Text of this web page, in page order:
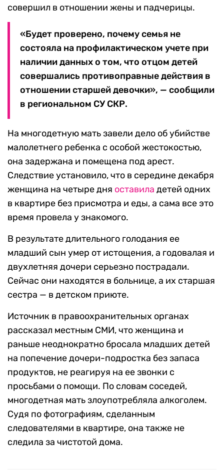
совершил в отношении жены и падчерицы.
«Будет проверено, почему семья не
состояла на профилактическом учете при
наличии данных о том, что отцом детей
совершались противоправные действия в
отношении старшей девочки», — сообщили
в региональном СУ СКР.
На многодетную мать завели дело об убийстве
малолетнего ребенка с особой жестокостью,
она задержана и помещена под арест.
Следствие установило, что в середине декабря
женщина на четыре дня оставила детей одних
в квартире без присмотра и еды, а сама все это
время провела у знакомого.
В результате длительного голодания ее
младший сын умер от истощения, а годовалая и
двухлетняя дочери серьезно пострадали.
Сейчас они находятся в больнице, а их старшая
сестра — в детском приюте.
Источник в правоохранительных органах
рассказал местным СМИ, что женщина и
раньше неоднократно бросала младших детей
на попечение дочери-подростка без запаса
продуктов, не реагируя на ее звонки с
просьбами о помощи. По словам соседей,
многодетная мать злоупотребляла алкоголем.
Судя по фотографиям, сделанным
следователями в квартире, она также не
следила за чистотой дома.